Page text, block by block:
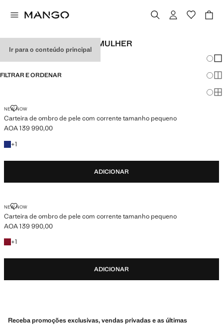
Ir para o conteúdo principal
CARTEIRAS DE PELE DE MULHER
FILTRAR E ORDENAR
NEW NOW
Carteira de ombro de pele com corrente tamanho pequeno
CARTEIRA DE OMBRO DE PELE COM CORRENTE TAMANHO PEQUENO
Preço atual [AOA 139 990,00 ]
AOA 139 990,00
+1
+1 cor
ADICIONAR
NEW NOW
Carteira de ombro de pele com corrente tamanho pequeno
CARTEIRA DE OMBRO DE PELE COM CORRENTE TAMANHO PEQUENO
Preço atual [AOA 139 990,00 ]
AOA 139 990,00
+1
+1 cor
ADICIONAR
Receba promoções exclusivas, vendas privadas e as últimas